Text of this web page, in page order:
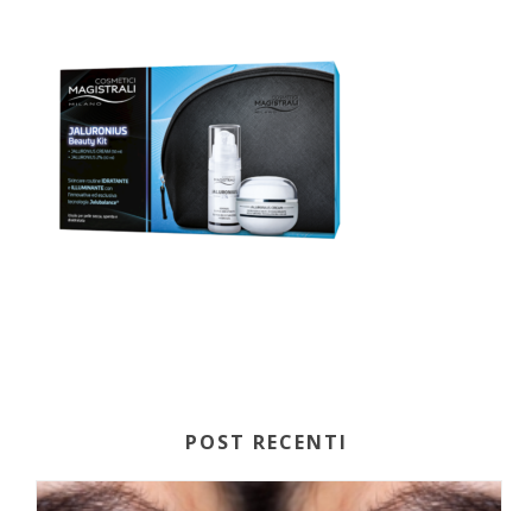
POST RECENTI